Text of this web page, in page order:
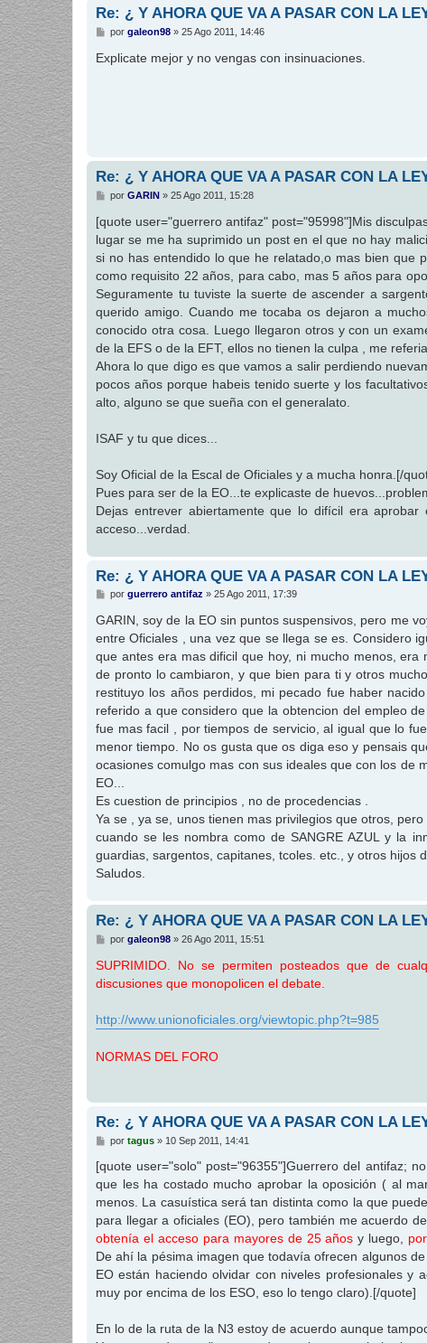
Re: ¿ Y AHORA QUE VA A PASAR CON LA
M
n
s
por galeon98» 25 Ago 2011, 14:46
Explicate mejor y no vengas con insinuaciones.
Re: ¿ Y AHORA QUE VA A PASAR CON LA
M
n
s
a
e
por GARIN» 25 Ago 2011, 15:28
[quote user="guerrero antifaz" post="95998"]Mis
lugar se me ha suprimido un post en el que no hay
si no has entendido lo que he relatado,o mas bien que
como requisito 22 años, para cabo, mas 5 años para
Seguramente tu tuviste la suerte de ascender a
querido amigo. Cuando me tocaba os dejaron a
conocido otra cosa. Luego llegaron otros y con un
de la EFS o de la EFT, ellos no tienen la culpa , me
Ahora lo que digo es que vamos a salir perdiendo
pocos años porque habeis tenido suerte y los
alto, alguno se que sueña con el generalato.
ISAF y tu que dices...
Soy Oficial de la Escal de Oficiales y a mucha honra.[/
Pues para ser de la EO...te explicaste de
Dejas entrever abiertamente que lo difícil era
acceso...verdad.
Re: ¿ Y AHORA QUE VA A PASAR CON LA
M
n
a
j
e
por guerrero antifaz» 25 Ago 2011, 17:39
GARIN, soy de la EO sin puntos suspensivos, pero me
entre Oficiales , una vez que se llega se es. Considero
que antes era mas dificil que hoy, ni mucho menos,
de pronto lo cambiaron, y que bien para ti y otros
restituyo los años perdidos, mi pecado fue haber
referido a que considero que la obtencion del empleo
fue mas facil , por tiempos de servicio, al igual que lo
menor tiempo. No os gusta que os diga eso y pensais
ocasiones comulgo mas con sus ideales que con los de
EO...
Es cuestion de principios , no de procedencias .
Ya se , ya se, unos tienen mas privilegios que otros,
cuando se les nombra como de SANGRE AZUL y la
guardias, sargentos, capitanes, tcoles. etc., y otros hijos
Saludos.
Re: ¿ Y AHORA QUE VA A PASAR CON LA
M
n
s
a
por galeon98» 26 Ago 2011, 15:51
SUPRIMIDO. No se permiten posteados que de
discusiones que monopolicen el debate.
http://www.unionoficiales.org/viewtopic.php?t=985
NORMAS DEL FORO
Re: ¿ Y AHORA QUE VA A PASAR CON LA
M
n
a
j
e
por tagus» 10 Sep 2011, 14:41
[quote user="solo" post="96355"]Guerrero del antifaz;
que les ha costado mucho aprobar la oposición ( al
menos. La casuística será tan distinta como la que
para llegar a oficiales (EO), pero también me acuerdo
obtenía el acceso para mayores de 25 añosy luego,
De ahí la pésima imagen que todavía ofrecen algunos
EO están haciendo olvidar con niveles profesionales y
muy por encima de los ESO, eso lo tengo claro).[/quote]
En lo de la ruta de la N3 estoy de acuerdo aunque